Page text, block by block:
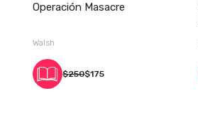
Operación Masacre
Walsh
$250$175